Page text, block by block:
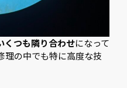
くつも隣り合わせになって
理の中でも特に高度な技